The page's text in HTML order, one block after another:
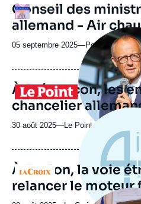
ou
émission
Logo
URL
de
Spotify
Conseil des
allemand - Air
05 septembre 2025—Nom
du
journal,
revue
ou
émission
Podkast
Logo
Image
principale
médiatique
À Brégançon, les
chancelier
30 août 2025—Nom
journal,
ou
émission
Le Point
Logo
À Toulon, la voie
relancer le moteur
Image
principale